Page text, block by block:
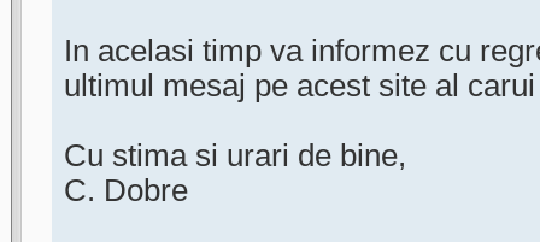
In acelasi timp va informez cu
ultimul mesaj pe acest site al
Cu stima si urari de bine,
C. Dobre